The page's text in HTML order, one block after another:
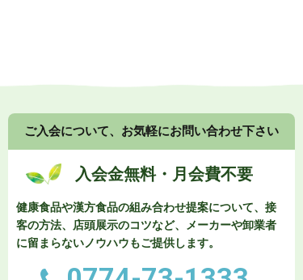
ご入会について、お気軽にお問い合わせ下さい
入会金無料・月会費不要
健康食品や漢方食品の組み合わせ提案について、接
客の方法、店頭展示のコツなど、 メーカーや卸業者
に留まらないノウハウもご提供します。